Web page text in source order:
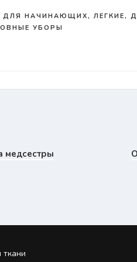
ДЛЯ НАЧИНАЮЩИХ, ЛЕГКИЕ,
УБОРЫ
медсестры
ткани